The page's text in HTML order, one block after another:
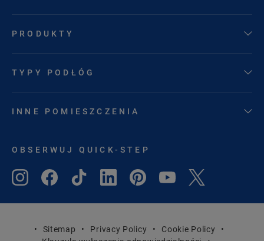
PRODUKTY
TYPY PODŁÓG
INNE POMIESZCZENIA
OBSERWUJ QUICK-STEP
Sitemap Privacy Policy
Cookie Policy